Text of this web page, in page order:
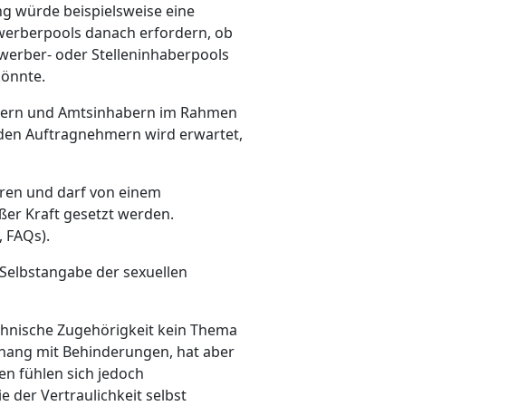
würde beispielsweise eine
danach erfordern, ob
oder Stelleninhaberpools
und Amtsinhabern im Rahmen
Auftragnehmern wird erwartet,
und darf von einem
Kraft gesetzt werden.
der sexuellen
Zugehörigkeit kein Thema
mit Behinderungen, hat aber
fühlen sich jedoch
der Vertraulichkeit selbst